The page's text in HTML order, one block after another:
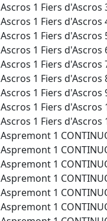
Ascros 1 Fiers d'Ascros
Ascros 1 Fiers d'Ascros
Ascros 1 Fiers d'Ascros
Ascros 1 Fiers d'Ascros
Ascros 1 Fiers d'Ascros
Ascros 1 Fiers d'Ascros
Ascros 1 Fiers d'Ascros
Ascros 1 Fiers d'Ascros
Ascros 1 Fiers
Aspremont 1
Aspremont 1
Aspremont 1
Aspremont 1
Aspremont 1
Aspremont 1